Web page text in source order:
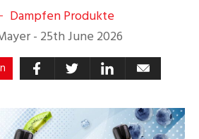
Dampfen Produkte
- 25th June 2026